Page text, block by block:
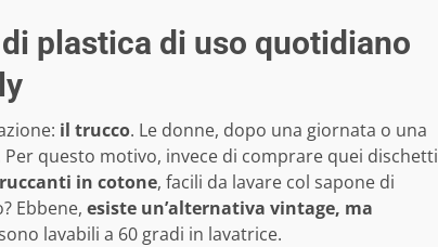
plastica di uso quotidiano
il trucco. Le donne, dopo una giornata o una
questo motivo, invece di comprare quei dischetti
in cotone, facili da lavare col sapone di
Ebbene, esiste un’alternativa vintage, ma
lavabili a 60 gradi in lavatrice.